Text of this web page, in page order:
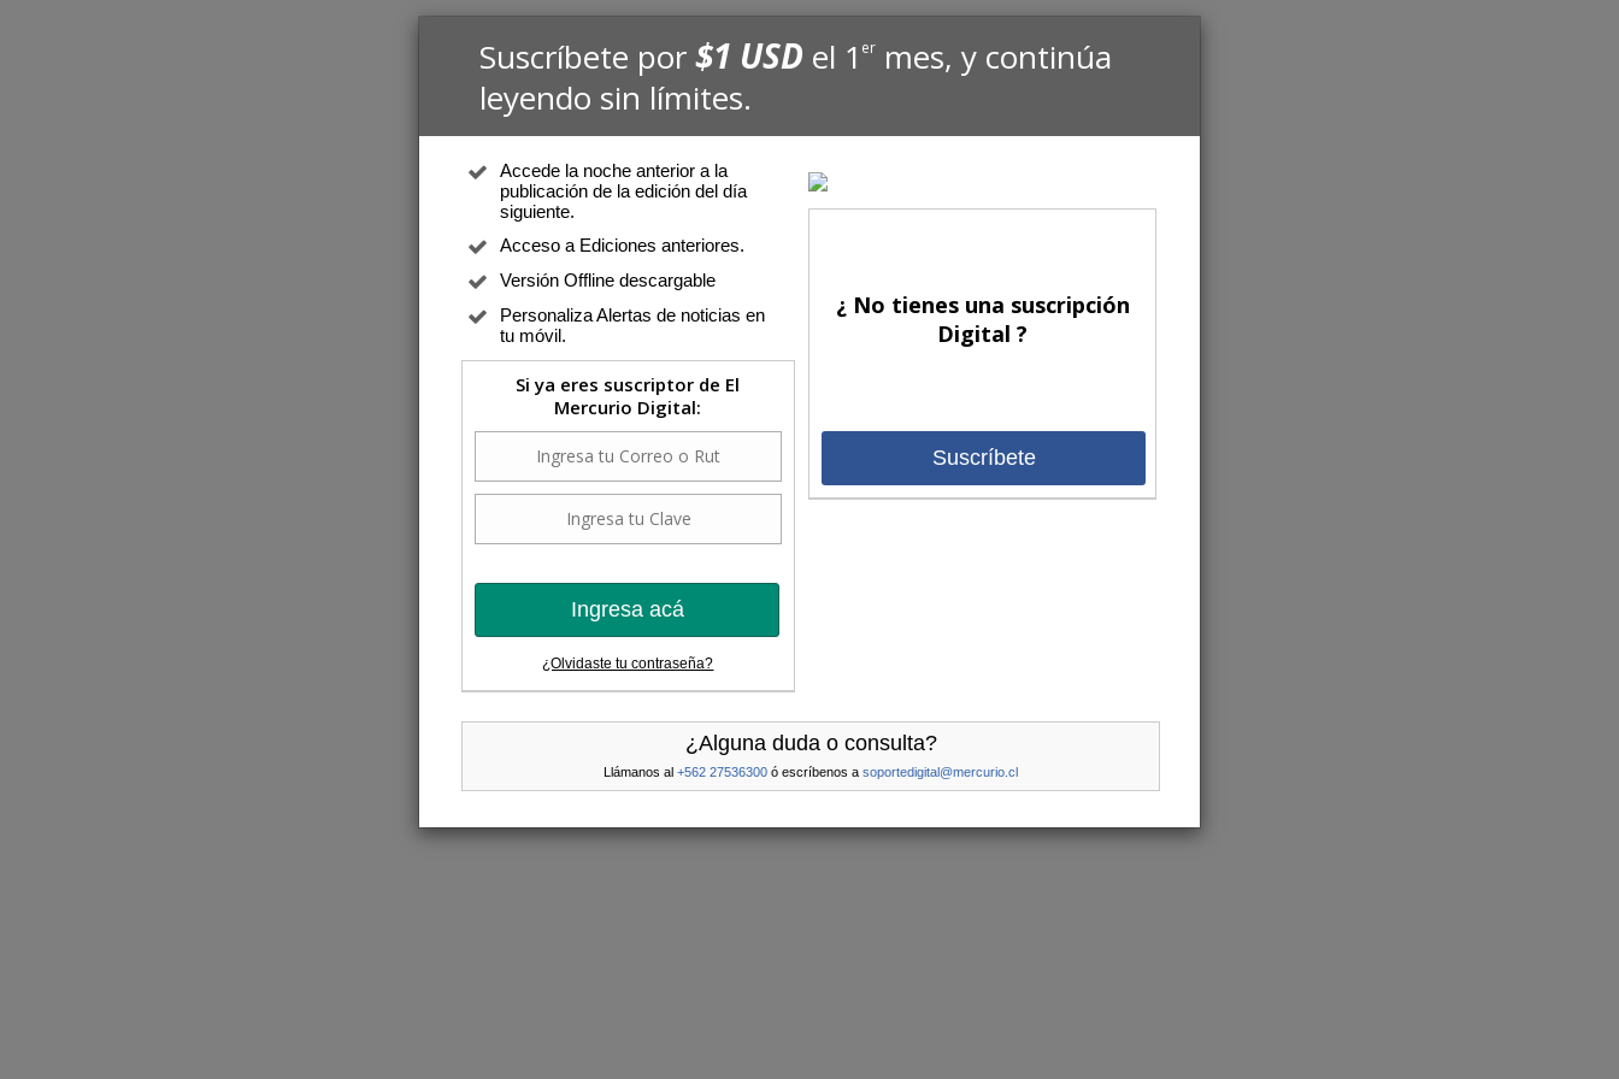
Suscríbete por$1 USD el 1er mes, y continúa
leyendo sin límites.
Accede la noche anterior a la
publicación de la edición del día
siguiente.
Acceso a Ediciones anteriores.
Versión Offline descargable
Personaliza Alertas de noticias en
tu móvil.
Si ya eres suscriptor de El
Mercurio Digital:
Ingresa acá
¿Olvidaste tu contraseña?
¿ No tienes una suscripción
Digital ?
Suscríbete
¿Alguna duda o consulta?
Llámanos al +562 27536300 ó escríbenos a soportedigital@mercurio.cl